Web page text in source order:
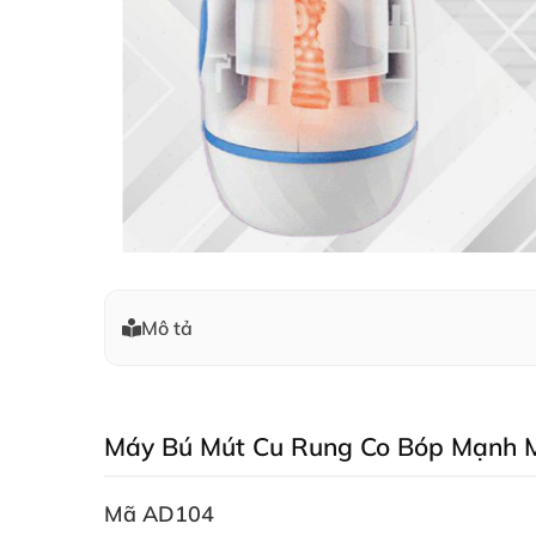
Mô tả
Máy Bú Mút Cu Rung Co Bóp Mạnh
Mã AD104